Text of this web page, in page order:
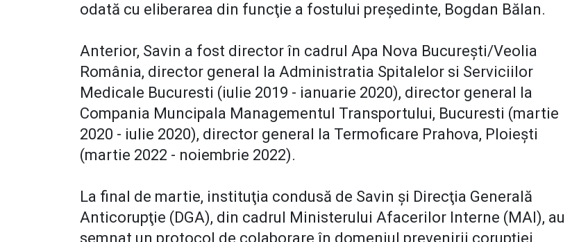
odată cu eliberarea din funcţie a fostului preşedinte, Bogdan Bălan.
Anterior, Savin a fost director în cadrul Apa Nova Bucureşti/Veolia
România, director general la Administratia Spitalelor si Serviciilor
Medicale Bucuresti (iulie 2019 - ianuarie 2020), director general la
Compania Muncipala Managementul Transportului, Bucuresti (martie
2020 - iulie 2020), director general la Termoficare Prahova, Ploieşti
(martie 2022 - noiembrie 2022).
La final de martie, instituţia condusă de Savin şi Direcţia Generală
Anticorupţie (DGA), din cadrul Ministerului Afacerilor Interne (MAI), au
semnat un protocol de colaborare în domeniul prevenirii corupţiei,